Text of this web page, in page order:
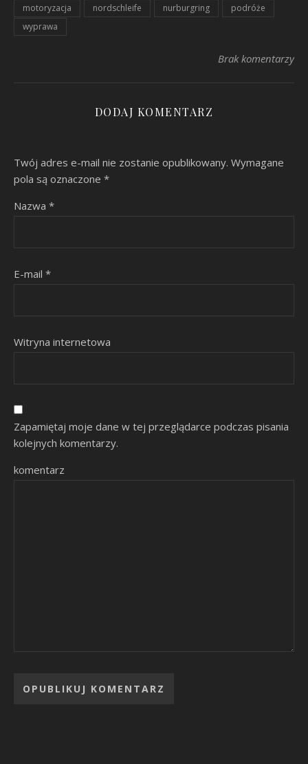
motoryzacja
nordschleife nurburgring
podróże
wyprawa
Brak komentarzy
DODAJ KOMENTARZ
Twój adres e-mail nie zostanie opublikowany. Wymagane
pola są oznaczone *
Nazwa *
E-mail *
Witryna internetowa
Zapamiętaj moje dane w tej przeglądarce podczas pisania
kolejnych komentarzy.
komentarz